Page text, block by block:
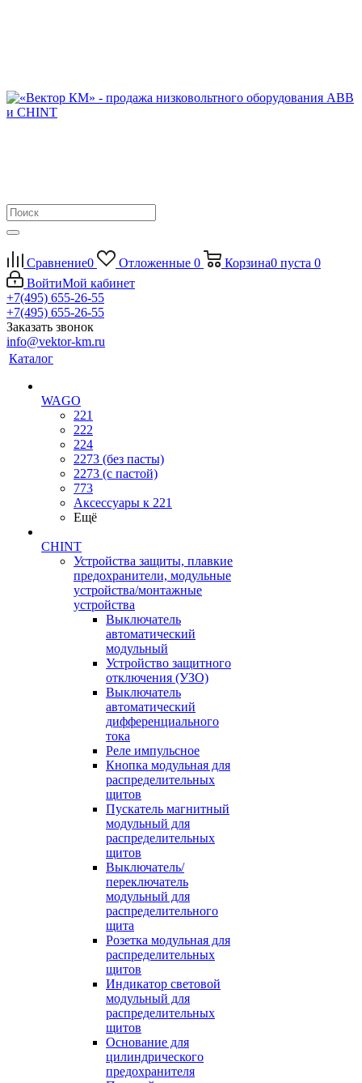
Сравнение0 Отложенные 0 Корзина0 пуста 0
ВойтиМой кабинет
+7(495) 655-26-55
+7(495) 655-26-55
Заказать звонок
info@vektor-km.ru
Каталог
WAGO
221
222
224
2273 (без пасты)
2273 (с пастой)
773
Аксессуары к 221
Ещё
CHINT
Устройства защиты, плавкие
предохранители, модульные
устройства/монтажные
устройства
Выключатель
автоматический
модульный
Устройство защитного
отключения (УЗО)
Выключатель
автоматический
дифференциального
тока
Реле импульсное
Кнопка модульная для
распределительных
щитов
Пускатель магнитный
модульный для
распределительных
щитов
Выключатель/
переключатель
модульный для
распределительного
щита
Розетка модульная для
распределительных
щитов
Индикатор световой
модульный для
распределительных
щитов
Основание для
цилиндрического
предохранителя